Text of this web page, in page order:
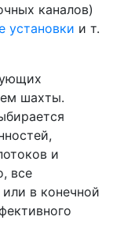
каналов)
установки и т.
шахты.
и
все
в конечной